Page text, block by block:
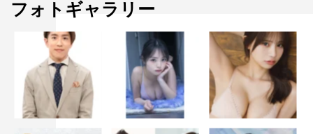
フォトギャラリー